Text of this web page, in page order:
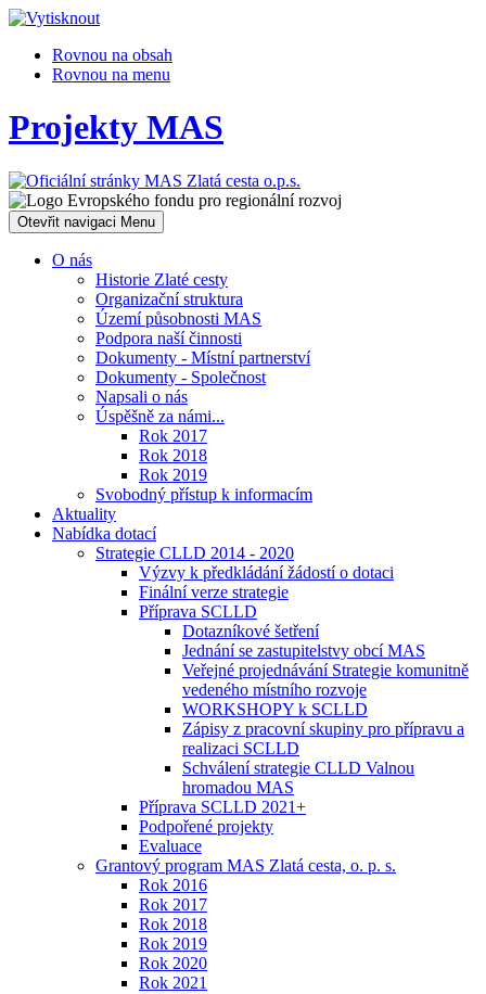
Rovnou na obsah
Rovnou na menu
Projekty MAS
Otevřit navigaci Menu
O nás
Historie Zlaté cesty
Organizační struktura
Území působnosti MAS
Podpora naší činnosti
Dokumenty - Místní partnerství
Dokumenty - Společnost
Napsali o nás
Úspěšně za námi...
Rok 2017
Rok 2018
Rok 2019
Svobodný přístup k informacím
Aktuality
Nabídka dotací
Strategie CLLD 2014 - 2020
Výzvy k předkládání žádostí o dotaci
Finální verze strategie
Příprava SCLLD
Dotazníkové šetření
Jednání se zastupitelstvy obcí MAS
Veřejné projednávání Strategie komunitně
vedeného místního rozvoje
WORKSHOPY k SCLLD
Zápisy z pracovní skupiny pro přípravu a
realizaci SCLLD
Schválení strategie CLLD Valnou
hromadou MAS
Příprava SCLLD 2021+
Podpořené projekty
Evaluace
Grantový program MAS Zlatá cesta, o. p. s.
Rok 2016
Rok 2017
Rok 2018
Rok 2019
Rok 2020
Rok 2021